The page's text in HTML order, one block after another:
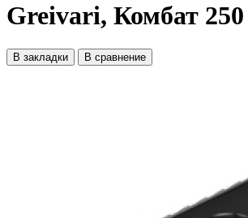
Greivari, Комбат 250
В закладки В сравнение